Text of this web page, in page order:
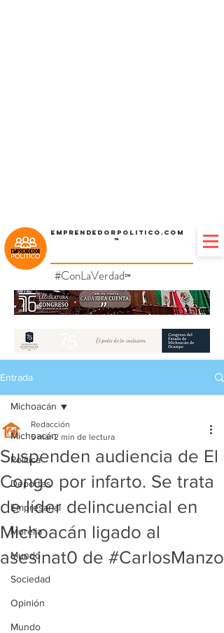
Emprendedorpolitico.com
™
#ConLaVerdad℠
Entrada
Michoacán
Política
Deportes
Empresarial
Morelia
Mundo
Sociedad
Opinión
Mundo
Michoacán
Suspenden audiencia de El
Congo por infarto. Se trata
de líder delincuencial en
Michoacán ligado al
asesinat0 de #CarlosManzo
Redacción
5 mar 2 min de lectura